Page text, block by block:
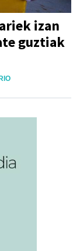
izan
guztiak